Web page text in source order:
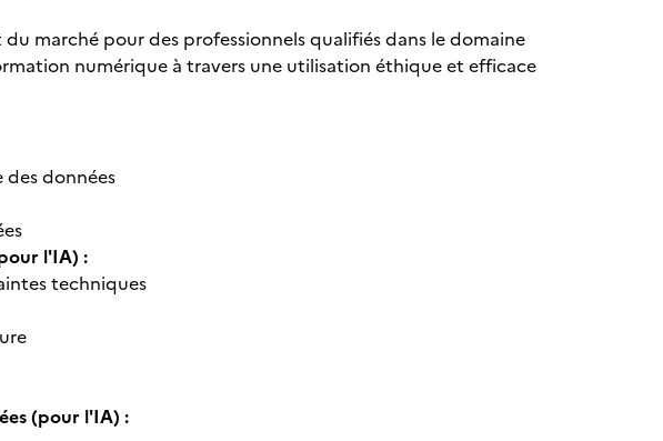
marché pour des professionnels qualifiés dans le domaine
numérique à travers une utilisation éthique et efficace
données
l'IA) :
techniques
(pour l'IA) :